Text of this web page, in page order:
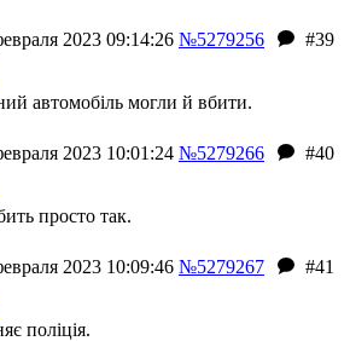
2023 09:14:26 №5279256
#39
автомобіль могли й вбити.
2023 10:01:24 №5279266
#40
просто так.
2023 10:09:46 №5279267
#41
поліція.